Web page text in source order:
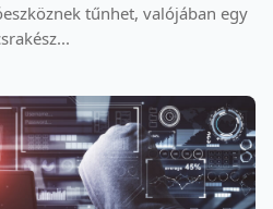
tűnhet, valójában egy